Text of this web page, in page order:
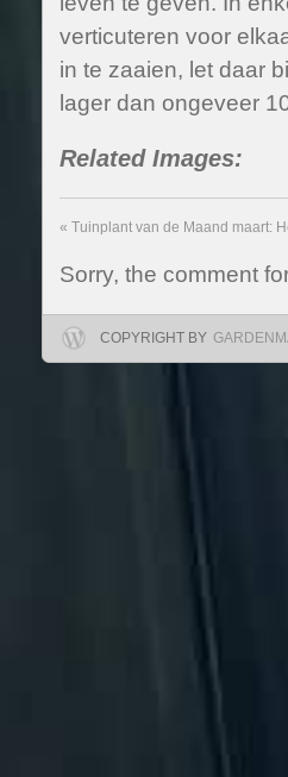
verticuteren voor
in te zaaien, let daar
lager dan ongeveer
Related Images:
« Tuinplant van de Maand maart:
Sorry, the comment
COPYRIGHT BY